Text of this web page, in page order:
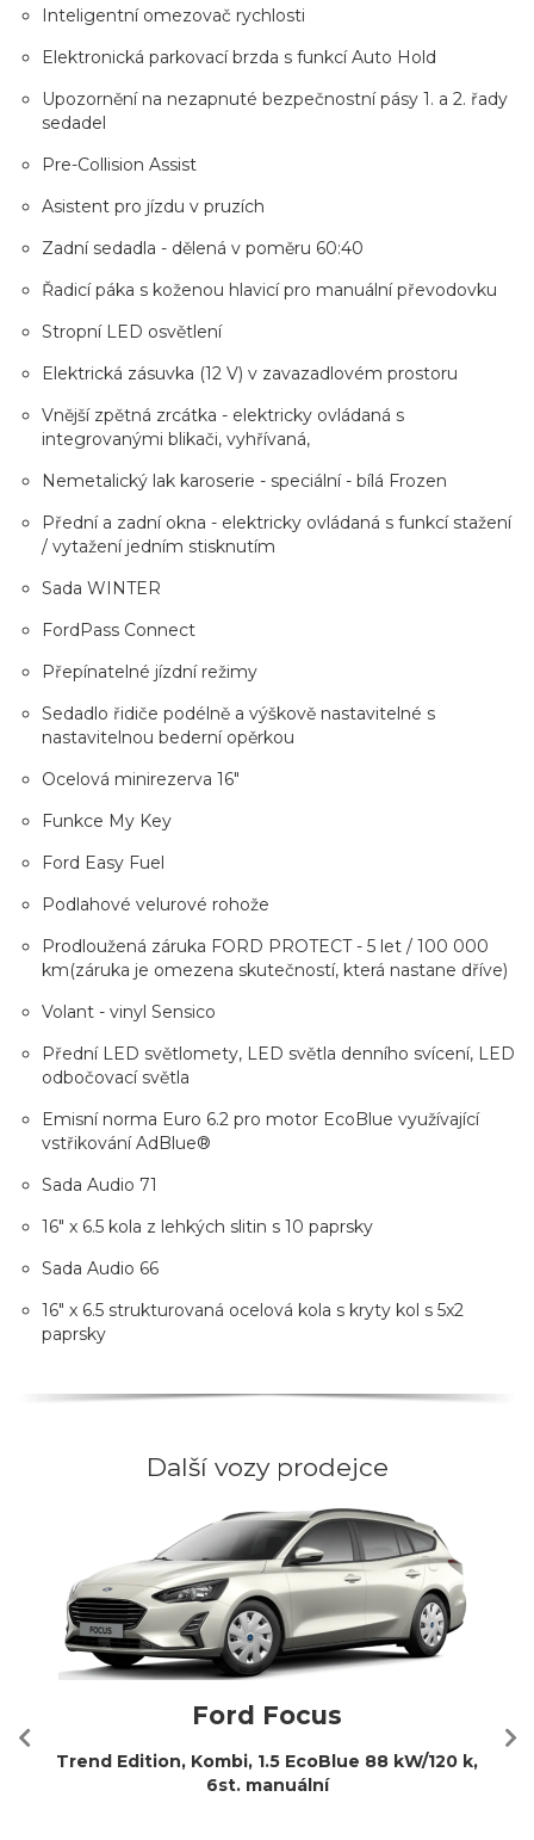
Inteligentní omezovač rychlosti
Elektronická parkovací brzda s funkcí Auto Hold
Upozornění na nezapnuté bezpečnostní pásy 1. a 2. řady
sedadel
Pre-Collision Assist
Asistent pro jízdu v pruzích
Zadní sedadla - dělená v poměru 60:40
Řadicí páka s koženou hlavicí pro manuální převodovku
Stropní LED osvětlení
Elektrická zásuvka (12 V) v zavazadlovém prostoru
Vnější zpětná zrcátka - elektricky ovládaná s
integrovanými blikači, vyhřívaná,
Nemetalický lak karoserie - speciální - bílá Frozen
Přední a zadní okna - elektricky ovládaná s funkcí stažení
/ vytažení jedním stisknutím
Sada WINTER
FordPass Connect
Přepínatelné jízdní režimy
Sedadlo řidiče podélně a výškově nastavitelné s
nastavitelnou bederní opěrkou
Ocelová minirezerva 16"
Funkce My Key
Ford Easy Fuel
Podlahové velurové rohože
Prodloužená záruka FORD PROTECT - 5 let / 100 000
km(záruka je omezena skutečností, která nastane dříve)
Volant - vinyl Sensico
Přední LED světlomety, LED světla denního svícení, LED
odbočovací světla
Emisní norma Euro 6.2 pro motor EcoBlue využívající
vstřikování AdBlue®
Sada Audio 71
16" x 6.5 kola z lehkých slitin s 10 paprsky
Sada Audio 66
16" x 6.5 strukturovaná ocelová kola s kryty kol s 5x2
paprsky
Další vozy prodejce
Ford Focus
Trend Edition, Kombi, 1.5 EcoBlue 88 kW/120 k,
6st. manuální